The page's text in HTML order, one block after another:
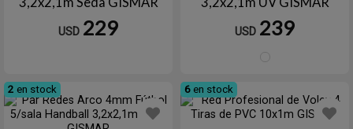
USD 229 USD 239
2 en stock 6 en stock